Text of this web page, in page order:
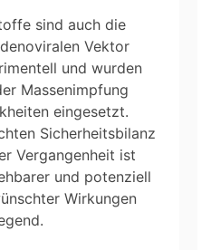
sind auch die
Vektor
und wurden
Massenimpfung
eingesetzt.
Sicherheitsbilanz
Vergangenheit ist
und potenziell
Wirkungen